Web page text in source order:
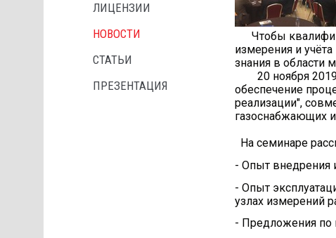
ЛИЦЕНЗИИ
НОВОСТИ
СТАТЬИ
ПРЕЗЕНТАЦИЯ
Чтобы
измерения и
знания в области
20 ноября 2019
обеспечение
реализации",
газоснабжающих
На семинаре
- Опыт внедрения
- Опыт
узлах измерений
- Предложения по